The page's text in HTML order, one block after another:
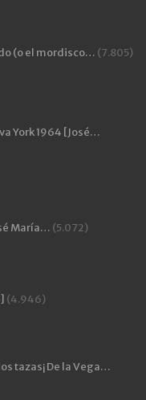
(o el mordisco… (7.805)
York 1964 [José…
María… (5.072)
(4.946)
tazas¡ De la Vega…